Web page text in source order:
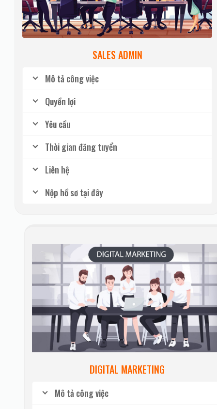
SALES ADMIN
Mô tả công việc
Quyền lợi
Yêu cầu
Thời gian đăng tuyển
Liên hệ
Nộp hồ sơ tại đây
DIGITAL MARKETING
Mô tả công việc